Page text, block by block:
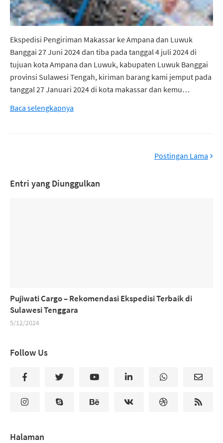
Ekspedisi Pengiriman Makassar ke Ampana dan Luwuk
Banggai 27 Juni 2024 dan tiba pada tanggal 4 juli 2024 di
tujuan kota Ampana dan Luwuk, kabupaten Luwuk Banggai
provinsi Sulawesi Tengah, kiriman barang kami jemput pada
tanggal 27 Januari 2024 di kota makassar dan kemu…
Baca selengkapnya
Postingan Lama
Entri yang Diunggulkan
Pujiwati Cargo – Rekomendasi Ekspedisi Terbaik di
Sulawesi Tenggara
5/12/2024
Follow Us
Halaman